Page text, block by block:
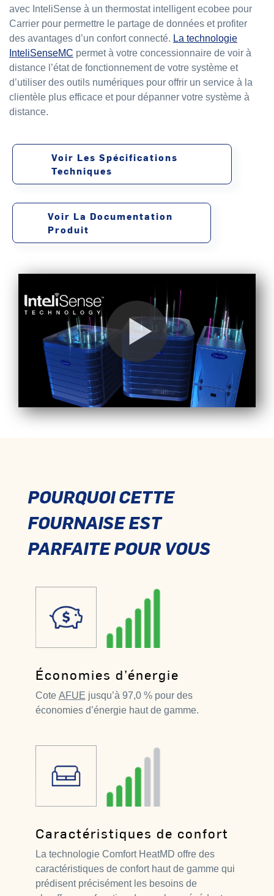
avec InteliSense à un thermostat intelligent ecobee pour
Carrier pour permettre le partage de données et profiter
des avantages d’un confort connecté. La technologie
InteliSenseMC permet à votre concessionnaire de voir à
distance l’état de fonctionnement de votre système et
d’utiliser des outils numériques pour offrir un service à la
clientèle plus efficace et pour dépanner votre système à
distance.
Voir Les Spécifications
Techniques
Voir La Documentation
Produit
LANCER LA VIDÉO
POURQUOI CETTE
FOURNAISE EST
PARFAITE POUR VOUS
Économies d’énergie
Cote AFUE jusqu’à 97,0 % pour des
économies d’énergie haut de gamme.
Caractéristiques de confort
La technologie Comfort HeatMD offre des
caractéristiques de confort haut de gamme qui
prédisent précisément les besoins de